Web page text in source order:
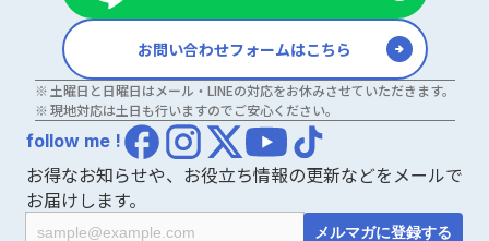
follow me !
お得なお知らせや、お役立ち情報の更新などをメールで
お届けします。
お問い合わせフォームはこちら
土曜日と日曜日はメール・LINEの対応をお休みさせていただきます。
現地対応は土日も行いますのでご安心ください。